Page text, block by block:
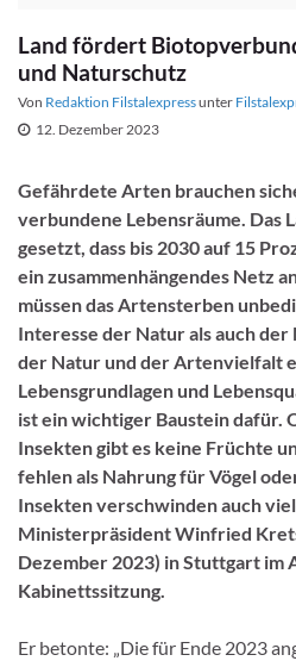
Land fördert
und Naturschutz
Von Redaktion Filstalexpressunter
12. Dezember 2023
Gefährdete Arten brauchen
verbundene Lebensräume. Das
gesetzt, dass bis 2030 auf 15
ein zusammenhängendes Netz
müssen das Artensterben
Interesse der Natur als auch
der Natur und der Artenvielfalt
Lebensgrundlagen und
ist ein wichtiger Baustein dafür.
Insekten gibt es keine Früchte
fehlen als Nahrung für Vögel
Insekten verschwinden auch
Ministerpräsident Winfried
Dezember 2023) in Stuttgart im
Kabinettssitzung.
Er betonte: „Die für Ende 2023